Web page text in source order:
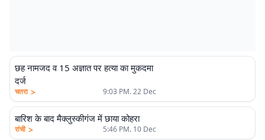
छह नामजद व 15 अज्ञात पर हत्या का मुकदमा
दर्ज
चतरा > 9:03 PM. 22 Dec
बारिश के बाद मैक्लुस्कीगंज में छाया कोहरा
रांची > 5:46 PM. 10 Dec